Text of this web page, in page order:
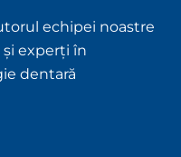
echipei noastre
experți în
dentară